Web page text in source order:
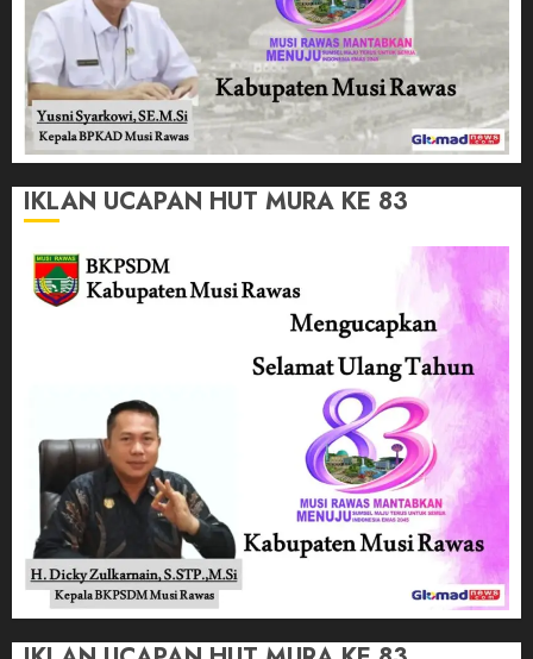
IKLAN UCAPAN HUT MURA KE 83